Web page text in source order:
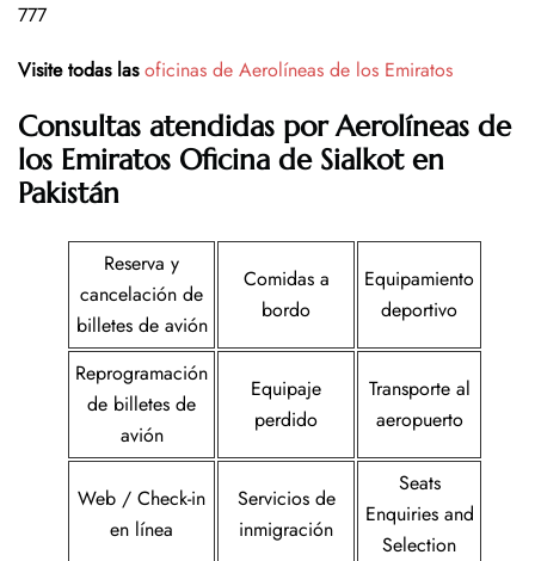
777
Visite todas las oficinas de Aerolíneas de los Emiratos
Consultas atendidas por Aerolíneas de
los Emiratos Oficina de Sialkot en
Pakistán
Reserva y
cancelación de
billetes de avión
Comidas a
bordo
Equipamiento
deportivo
Reprogramación
de billetes de
avión
Equipaje
perdido
Transporte al
aeropuerto
Web / Check-in
en línea
Servicios de
inmigración
Seats
Enquiries and
Selection